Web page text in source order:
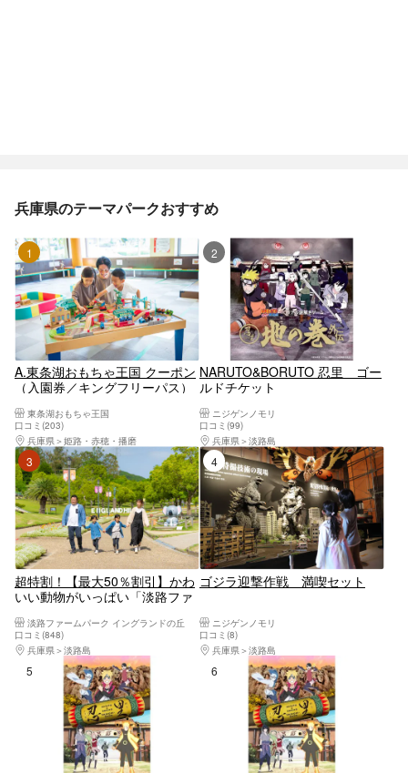
兵庫県のテーマパークおすすめ
1位
A.東条湖おもちゃ王国 クーポン
（入園券／キングフリーパス）
東条湖おもちゃ王国
口コミ(203)
兵庫県
姫路・赤穂・播磨
2位
NARUTO&BORUTO 忍里 ゴー
ルドチケット
ニジゲンノモリ
口コミ(99)
兵庫県
淡路島
3位
超特割！【最大50％割引】かわ
いい動物がいっぱい「淡路ファ
入園チケット
淡路ファームパーク イングランドの丘
口コミ(848)
兵庫県
淡路島
4位
ゴジラ迎撃作戦 満喫セット
ニジゲンノモリ
口コミ(8)
兵庫県
淡路島
5位 6位